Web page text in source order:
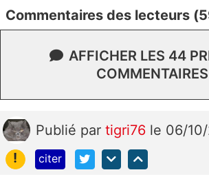
Commentaires des lecteurs
AFFICHER LES 44
Publié par tigri76 le 06/10/
!
citer